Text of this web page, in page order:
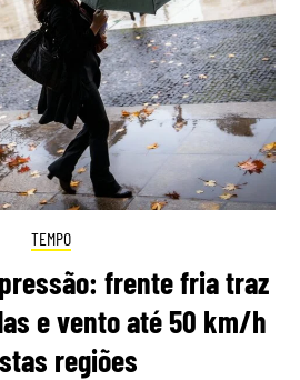
TEMPO
frente fria traz
e vento até 50 km/h
regiões